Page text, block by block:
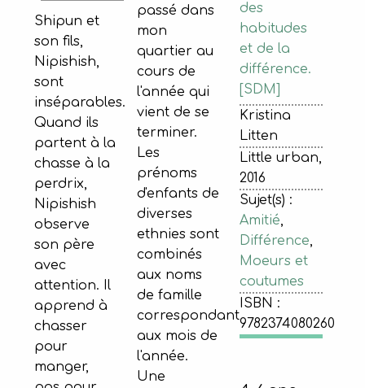
des
habitudes
et de la
différence.
[SDM]
Kristina
Litten
Little urban,
2016
Sujet(s) :
Amitié,
Différence,
Moeurs et
coutumes
ISBN :
9782374080260
Shipun et
son fils,
Nipishish,
sont
inséparables.
Quand ils
partent à la
chasse à la
perdrix,
Nipishish
observe
son père
avec
attention. Il
apprend à
chasser
pour
manger,
passé dans
mon
quartier au
cours de
l'année qui
vient de se
terminer.
Les
prénoms
d'enfants de
diverses
ethnies sont
combinés
aux noms
de famille
correspondant
aux mois de
l'année.
Une